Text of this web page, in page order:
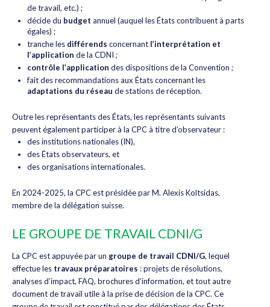
de travail, etc.) ;
décide du budget annuel (auquel les États contribuent à parts
égales) ;
tranche les différends concernant l’interprétation et
l’application de la CDNI ;
contrôle l’application des dispositions de la Convention ;
fait des recommandations aux États concernant les
adaptations du réseau de stations de réception.
Outre les représentants des États, les représentants suivants
peuvent également participer à la CPC à titre d’observateur :
des institutions nationales (IN),
des États observateurs, et
des organisations internationales.
En 2024-2025, la CPC est présidée par M. Alexis Koltsidas,
membre de la délégation suisse.
LE GROUPE DE TRAVAIL CDNI/G
La CPC est appuyée par un groupe de travail CDNI/G, lequel
effectue les travaux préparatoires : projets de résolutions,
analyses d’impact, FAQ, brochures d’information, et tout autre
document de travail utile à la prise de décision de la CPC. Ce